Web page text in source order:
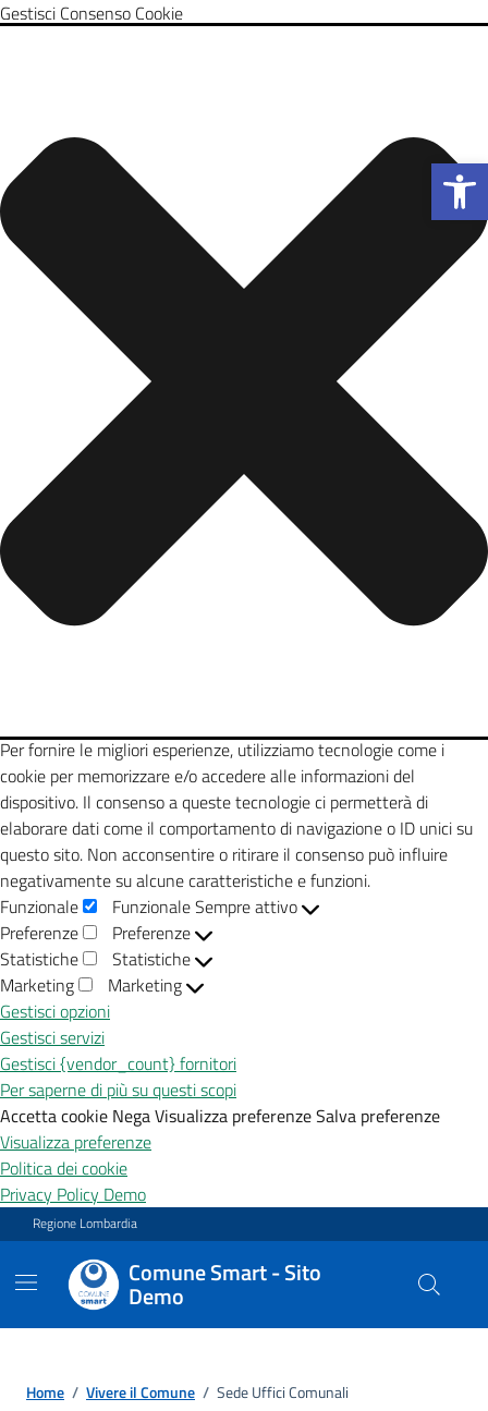
Apri la
Gestisci Consenso Cookie
Per fornire le migliori esperienze, utilizziamo tecnologie come i
cookie per memorizzare e/o accedere alle informazioni del
dispositivo. Il consenso a queste tecnologie ci permetterà di
elaborare dati come il comportamento di navigazione o ID unici su
questo sito. Non acconsentire o ritirare il consenso può influire
negativamente su alcune caratteristiche e funzioni.
Funzionale
FunzionaleSempre attivo
Preferenze
Preferenze
Statistiche
Statistiche
Marketing
Marketing
Gestisci opzioni
Gestisci servizi
Gestisci {vendor_count} fornitori
Per saperne di più su questi scopi
Accetta cookie NegaVisualizza preferenzeSalva preferenze
Visualizza preferenze
Politica dei cookie
Privacy Policy Demo
Vai ai contenuti
Vai al footer
Regione Lombardia
Comune Smart - Sito
Demo
Home / Vivere il Comune / Sede Uffici Comunali